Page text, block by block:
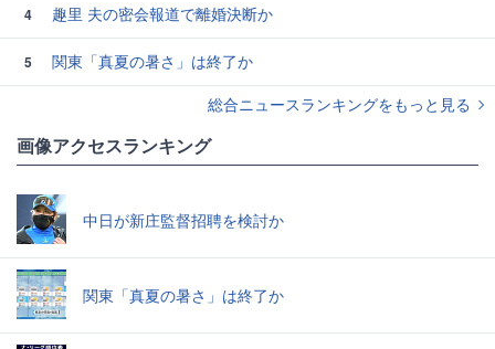
4 趣里 夫の密会報道で離婚決断か
5
関東「真夏の暑さ」は終了か
総合ニュースランキングをもっと見る
画像アクセスランキング
中日が新庄監督招聘を検討か
関東「真夏の暑さ」は終了か